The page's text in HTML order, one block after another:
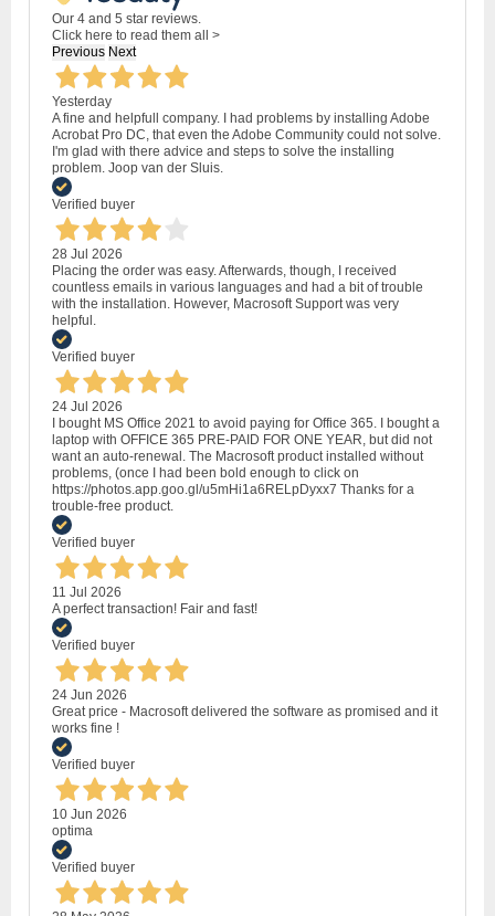
Our 4 and 5 star reviews.
Click here to read them all >
Previous Next
Yesterday
A fine and helpfull company. I had problems by installing Adobe
Acrobat Pro DC, that even the Adobe Community could not solve.
I'm glad with there advice and steps to solve the installing
problem. Joop van der Sluis.
Verified buyer
28 Jul 2026
Placing the order was easy. Afterwards, though, I received
countless emails in various languages and had a bit of trouble
with the installation. However, Macrosoft Support was very
helpful.
Verified buyer
24 Jul 2026
I bought MS Office 2021 to avoid paying for Office 365. I bought a
laptop with OFFICE 365 PRE-PAID FOR ONE YEAR, but did not
want an auto-renewal. The Macrosoft product installed without
problems, (once I had been bold enough to click on
https://photos.app.goo.gl/u5mHi1a6RELpDyxx7 Thanks for a
trouble-free product.
Verified buyer
11 Jul 2026
A perfect transaction! Fair and fast!
Verified buyer
24 Jun 2026
Great price - Macrosoft delivered the software as promised and it
works fine !
Verified buyer
10 Jun 2026
optima
Verified buyer